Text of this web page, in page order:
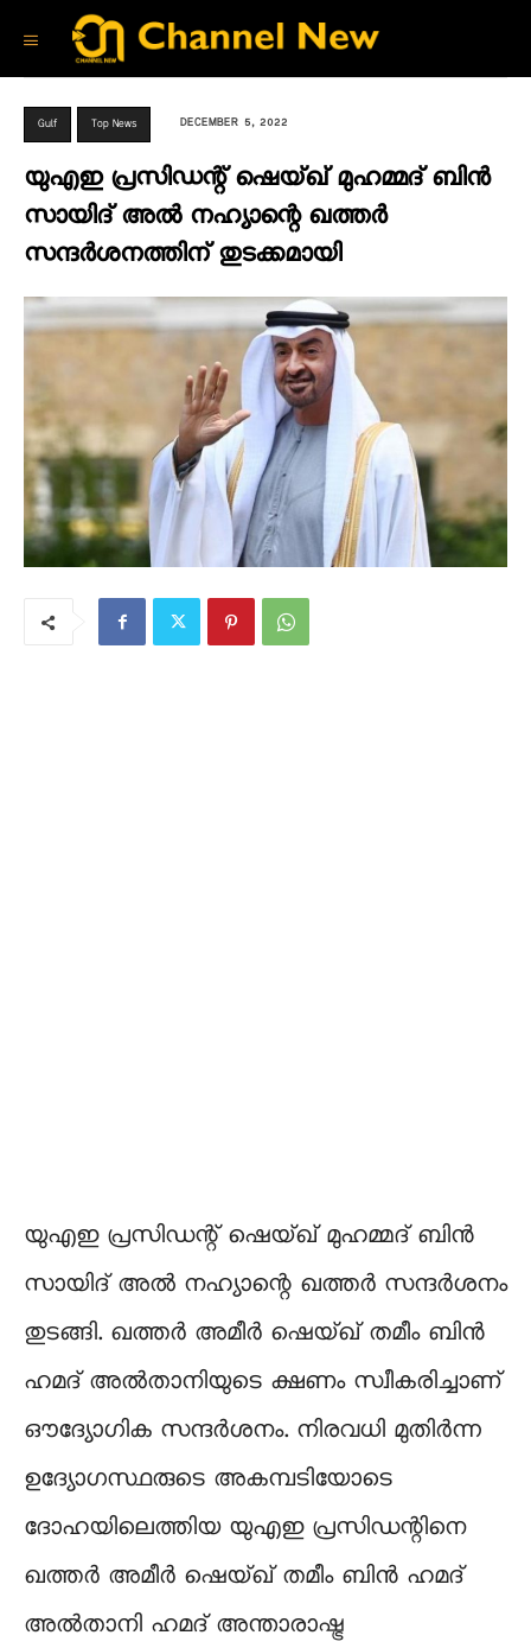
Gulf Top News DECEMBER 5, 2022
യുഎഇ പ്രസിഡന്റ് ഷെയ്ഖ് മുഹമ്മദ് ബിന്‍
സായിദ് അല്‍ നഹ്യാന്റെ ഖത്തര്‍
സന്ദര്‍ശനത്തിന് തുടക്കമായി
യുഎഇ പ്രസിഡന്റ് ഷെയ്ഖ് മുഹമ്മദ് ബിന്‍
സായിദ് അല്‍ നഹ്യാന്റെ ഖത്തര്‍ സന്ദർശനം
തുടങ്ങി. ഖത്തര്‍ അമീര്‍ ഷെയ്ഖ് തമീം ബിന്‍
ഹമദ് അല്‍താനിയുടെ ക്ഷണം സ്വീകരിച്ചാണ്
ഔദ്യോഗിക സന്ദര്‍ശനം. നിരവധി മുതിർന്ന
ഉദ്യോഗസ്ഥരുടെ അകമ്പടിയോടെ
ദോഹയിലെത്തിയ യുഎഇ പ്രസിഡന്റിനെ
ഖത്തർ അമീർ ഷെയ്ഖ് തമീം ബിൻ ഹമദ്
അൽതാനി ഹമദ് അന്താരാഷ്ട്ര